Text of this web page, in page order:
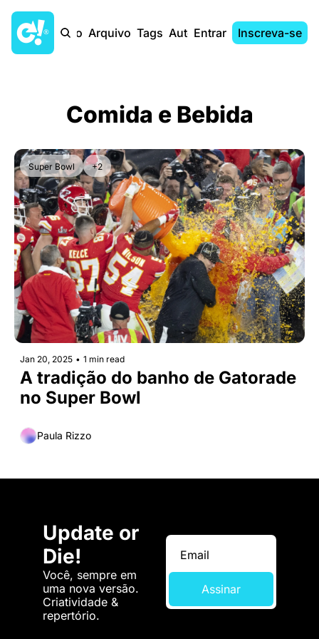
Início Arquivo Tags AutoresEntrar Inscreva-se
Comida e Bebida
Super Bowl +2
Jan 20, 2025 • 1 min read
A tradição do banho de Gatorade
no Super Bowl
Paula Rizzo
Update or
Die!
Você, sempre em
uma nova versão.
Criatividade &
repertório.
Assinar